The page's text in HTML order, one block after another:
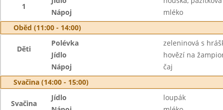
1
Nápoj
mléko
Oběd (11:00 - 14:00)
Děti
Polévka
zeleninová s
Jídlo
hovězí na
Nápoj
čaj
Svačina (14:00 - 15:00)
Svačina
Jídlo
loupák